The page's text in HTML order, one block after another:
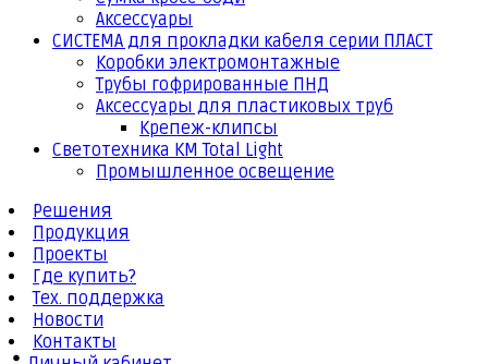
Аксессуары
СИСТЕМА для прокладки кабеля серии ПЛАСТ
Коробки электромонтажные
Трубы гофрированные ПНД
Аксессуары для пластиковых труб
Крепеж-клипсы
Светотехника КМ Total Light
Промышленное освещение
Решения
Продукция
Проекты
Где купить?
Тех. поддержка
Новости
Контакты